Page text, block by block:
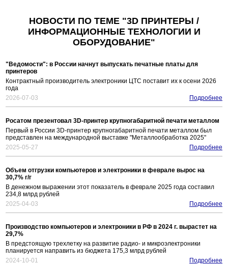
НОВОСТИ ПО ТЕМЕ "3D ПРИНТЕРЫ /
ИНФОРМАЦИОННЫЕ ТЕХНОЛОГИИ И
ОБОРУДОВАНИЕ"
"Ведомости": в России начнут выпускать печатные платы для
принтеров
Контрактный производитель электроники ЦТС поставит их к осени 2026
года
2026-07-03
Подробнее
Росатом презентовал 3D-принтер крупногабаритной печати металлом
Первый в России 3D-принтер крупногабаритной печати металлом был
представлен на международной выставке "Металлообработка 2025"
2025-05-27
Подробнее
Объем отгрузки компьютеров и электроники в феврале вырос на
30,7% г/г
В денежном выражении этот показатель в феврале 2025 года составил
234,8 млрд рублей
2025-04-03
Подробнее
Производство компьютеров и электроники в РФ в 2024 г. вырастет на
29,7%
В предстоящую трехлетку на развитие радио- и микроэлектроники
планируется направить из бюджета 175,3 млрд рублей
2024-10-01
Подробнее